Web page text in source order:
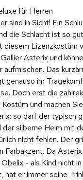
für Herren
sind in Sicht! Ein
die Schlacht ist so gut
diesem Lizenzkostüm
Asterix und
aufmischen. Das
genauso im
Doch erst die
und machen
so darf der typisch
silberne Helm mit
nicht fehlen. Der
Farbakzent. Da
- als Kind nicht
hat er immer seine